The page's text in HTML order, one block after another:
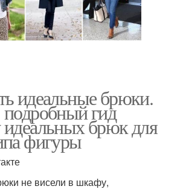
идеальные брюки.
гид
брюк для
фигуры
не висели в шкафу,